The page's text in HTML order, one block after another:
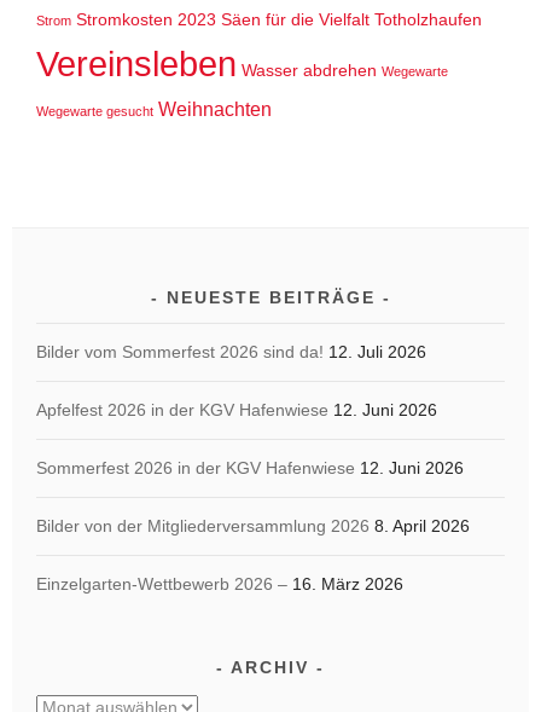
Strom Stromkosten 2023 Säen für die Vielfalt Totholzhaufen
Vereinsleben Wasser abdrehen Wegewarte
Wegewarte gesucht Weihnachten
NEUESTE BEITRÄGE
Bilder vom Sommerfest 2026 sind da! 12. Juli 2026
Apfelfest 2026 in der KGV Hafenwiese 12. Juni 2026
Sommerfest 2026 in der KGV Hafenwiese 12. Juni 2026
Bilder von der Mitgliederversammlung 2026 8. April 2026
Einzelgarten-Wettbewerb 2026 – 16. März 2026
ARCHIV
Archiv